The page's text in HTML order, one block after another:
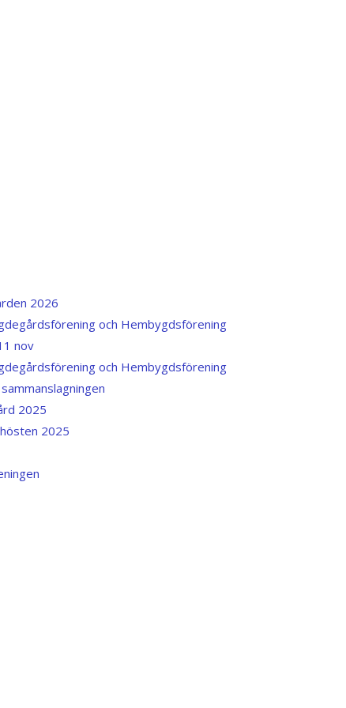
2026
och Hembygdsförening
nov
och Hembygdsförening
2025
2025